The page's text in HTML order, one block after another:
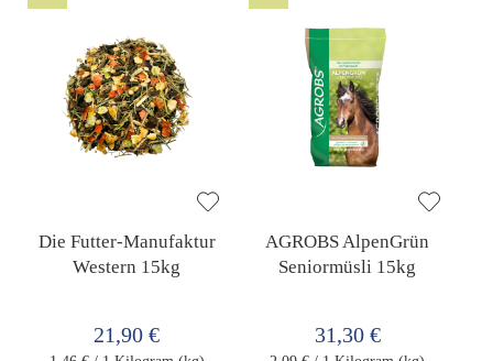
Die Futter-Manufaktur
Western 15kg
21,90 €
AGROBS AlpenGrün
Seniormüsli 15kg
31,30 €